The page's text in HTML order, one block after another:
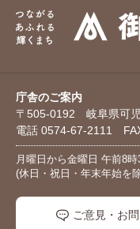
庁舎のご案内
〒505-0192 岐阜県可
電話 0574-67-2111
月曜日から金曜日 午前8
(休日・祝日・年末年始を
ご意見・お